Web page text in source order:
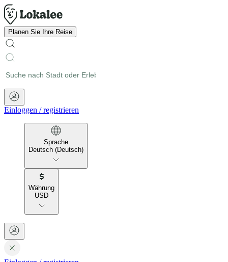
Planen Sie Ihre Reise
Einloggen /registrieren
Sprache
Deutsch (Deutsch)
Währung
USD